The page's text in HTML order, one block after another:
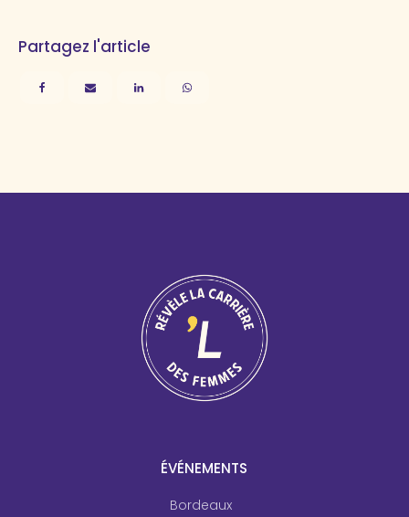
Partagez l'article
ÉVÉNEMENTS
Bordeaux